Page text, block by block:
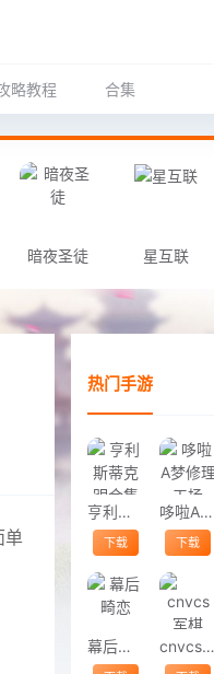
略教程 合集
暗夜圣徒 星互联
单
热门手游
亨利斯蒂克明合集
下载
哆啦A梦修理工场
下载
幕后畸恋 cnvcs军棋